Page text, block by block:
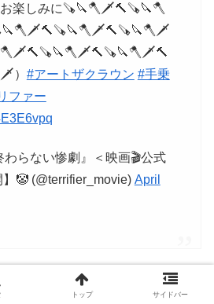
楽しみに🪚🔪🪓🗡️🔨🪚🔪🪓
） #アートザクラウン #手乗
ファー
らない惨劇』＜映画🎬公式
🤡 (@terrifier_movie) April
シエナの剣を盗んでいた後はお
を刺すと ジョナサンを食べ始め
トップ サイドバー